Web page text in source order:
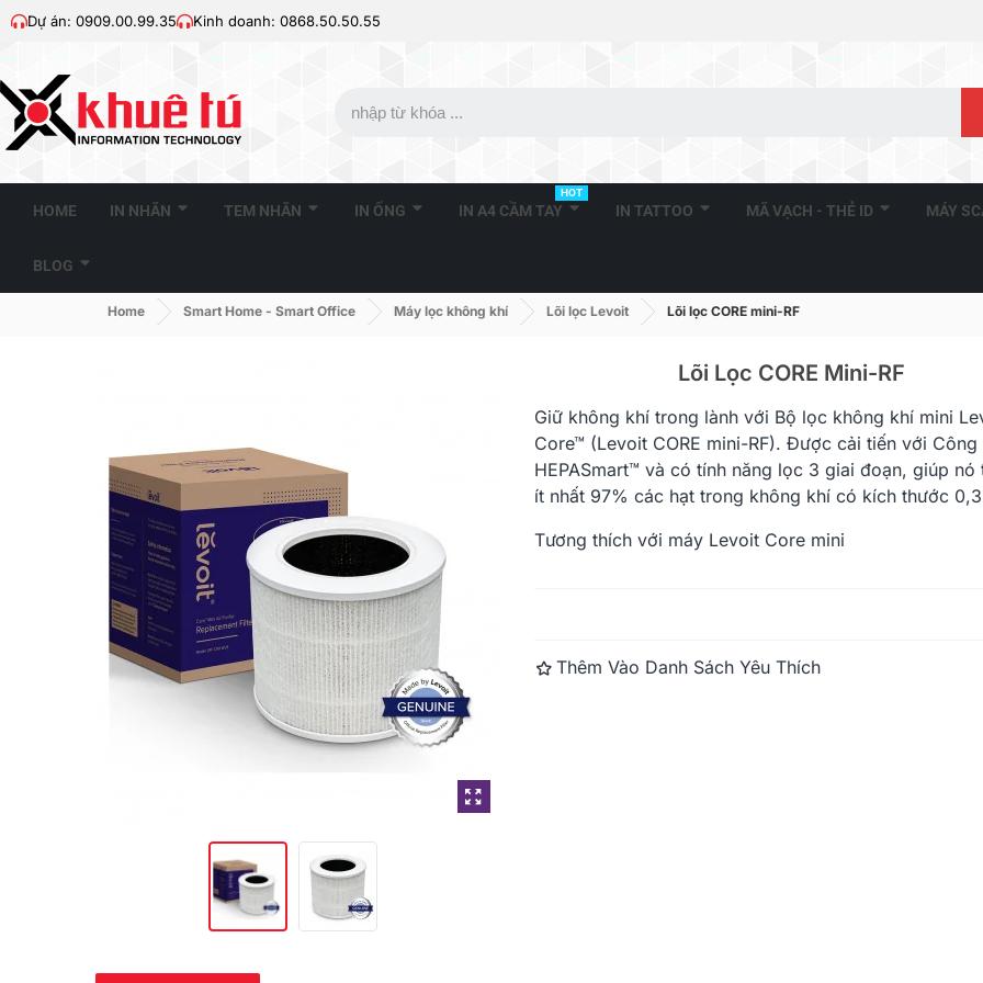
Dự án: 0909.00.99.35 Kinh doanh: 0868.50.50.55
HOME IN NHÃN TEM NHÃN IN ỐNG IN A4 CẦM TAY
HOT
IN TATTOO MÃ VẠCH - THẺ ID MÁY
BLOG
Home Smart Home - Smart Office Máy lọc không khí Lõi lọc Levoit Lõi lọc CORE mini-RF
Lõi Lọc CORE Mini-RF
Giữ không khí trong lành với Bộ lọc không khí mini
Core™ (Levoit CORE mini-RF). Được cải tiến với Công
HEPASmart™ và có tính năng lọc 3 giai đoạn, giúp nó
ít nhất 97% các hạt trong không khí có kích thước
Tương thích với máy Levoit Core mini
Thêm Vào Danh Sách Yêu Thích